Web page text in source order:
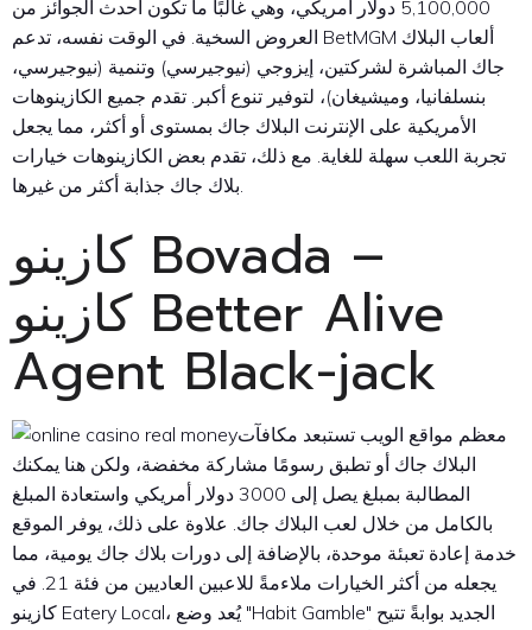
5,100,000 دولار أمريكي، وهي غالبًا ما تكون أحدث الجوائز من
العروض السخية. في الوقت نفسه، تدعم BetMGM ألعاب البلاك
جاك المباشرة لشركتين، إيزوجي (نيوجيرسي) وتنمية (نيوجيرسي،
بنسلفانيا، وميشيغان)، لتوفير تنوع أكبر. تقدم جميع الكازينوهات
الأمريكية على الإنترنت البلاك جاك بمستوى أو أكثر، مما يجعل
تجربة اللعب سهلة للغاية. مع ذلك، تقدم بعض الكازينوهات خيارات
بلاك جاك جذابة أكثر من غيرها.
كازينو Bovada –
كازينو Better Alive
Agent Black-jack
معظم مواقع الويب تستبعد مكافآت
البلاك جاك أو تطبق رسومًا مشاركة مخفضة، ولكن هنا يمكنك
المطالبة بمبلغ يصل إلى 3000 دولار أمريكي واستعادة المبلغ
بالكامل من خلال لعب البلاك جاك. علاوة على ذلك، يوفر الموقع
خدمة إعادة تعبئة موحدة، بالإضافة إلى دورات بلاك جاك يومية، مما
يجعله من أكثر الخيارات ملاءمةً للاعبين العاديين من فئة 21. في
كازينو Eatery Local، يُعد وضع "Habit Gamble" الجديد بوابةً تتيح